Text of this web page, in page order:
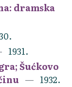
dramska
1931.
Šućkovo
1932.